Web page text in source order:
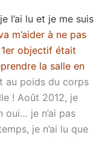
l’ai lu et je me suis
m’aider à ne pas
objectif était
la salle en
au poids du corps
! Août 2012, je
oui… je n’ai pas
je n’ai lu que